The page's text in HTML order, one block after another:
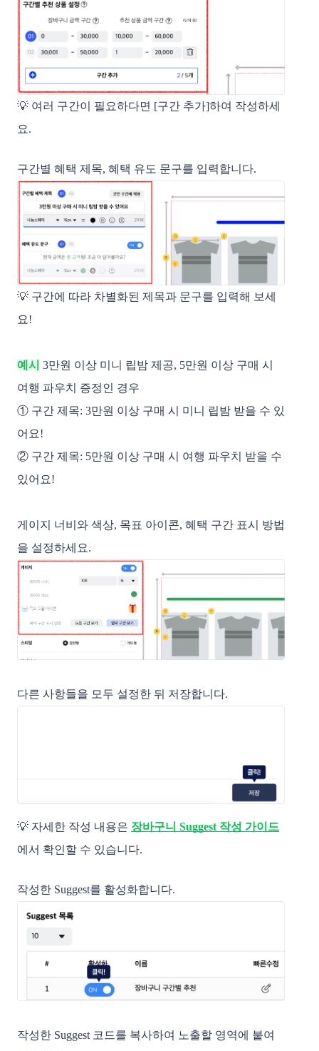
💡 여러 구간이 필요하다면 [구간 추가]하여 작성하세
요.
구간별 혜택 제목, 혜택 유도 문구를 입력합니다.
💡 구간에 따라 차별화된 제목과 문구를 입력해 보세
요!
예시 3만원 이상 미니 립밤 제공, 5만원 이상 구매 시
여행 파우치 증정인 경우
① 구간 제목: 3만원 이상 구매 시 미니 립밤 받을 수 있
어요!
② 구간 제목: 5만원 이상 구매 시 여행 파우치 받을 수
있어요!
게이지 너비와 색상, 목표 아이콘, 혜택 구간 표시 방법
을 설정하세요.
다른 사항들을 모두 설정한 뒤 저장합니다.
💡 자세한 작성 내용은 장바구니 Suggest 작성 가이드
에서 확인할 수 있습니다.
작성한 Suggest를 활성화합니다.
작성한 Suggest 코드를 복사하여 노출할 영역에 붙여